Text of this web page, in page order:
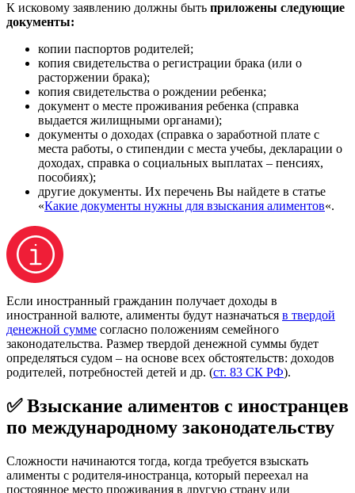
К исковому заявлению должны быть приложены следующие
документы:
копии паспортов родителей;
копия свидетельства о регистрации брака (или о
расторжении брака);
копия свидетельства о рождении ребенка;
документ о месте проживания ребенка (справка
выдается жилищными органами);
документы о доходах (справка о заработной плате с
места работы, о стипендии с места учебы, декларации о
доходах, справка о социальных выплатах – пенсиях,
пособиях);
другие документы. Их перечень Вы найдете в статье
«Какие документы нужны для взыскания алиментов«.
Если иностранный гражданин получает доходы в
иностранной валюте, алименты будут назначаться в твердой
денежной сумме согласно положениям семейного
законодательства. Размер твердой денежной суммы будет
определяться судом – на основе всех обстоятельств: доходов
родителей, потребностей детей и др. (ст. 83 СК РФ).
✅ Взыскание алиментов с иностранцев
по международному законодательству
Сложности начинаются тогда, когда требуется взыскать
алименты с родителя-иностранца, который переехал на
постоянное место проживания в другую страну или